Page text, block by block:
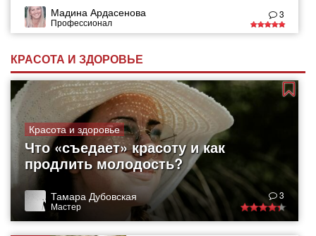
Мадина Ардасенова
Профессионал
3
КРАСОТА И ЗДОРОВЬЕ
Красота и здоровье
Что «съедает» красоту и как
продлить молодость?
Тамара Дубовская
Мастер
3